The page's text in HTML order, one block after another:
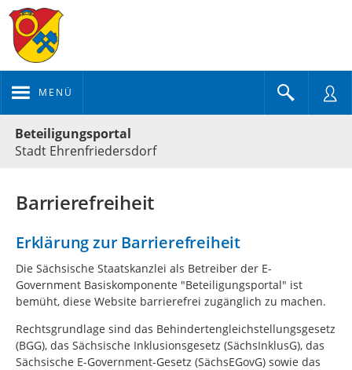
MENÜ
Beteiligungsportal
Stadt Ehrenfriedersdorf
Barrierefreiheit
Erklärung zur Barrierefreiheit
Die Sächsische Staatskanzlei als Betreiber der E-
Government Basiskomponente "Beteiligungsportal" ist
bemüht, diese Website barrierefrei zugänglich zu machen.
Rechtsgrundlage sind das Behindertengleichstellungsgesetz
(BGG), das Sächsische Inklusionsgesetz (SächsInklusG), das
Sächsische E-Government-Gesetz (SächsEGovG) sowie das